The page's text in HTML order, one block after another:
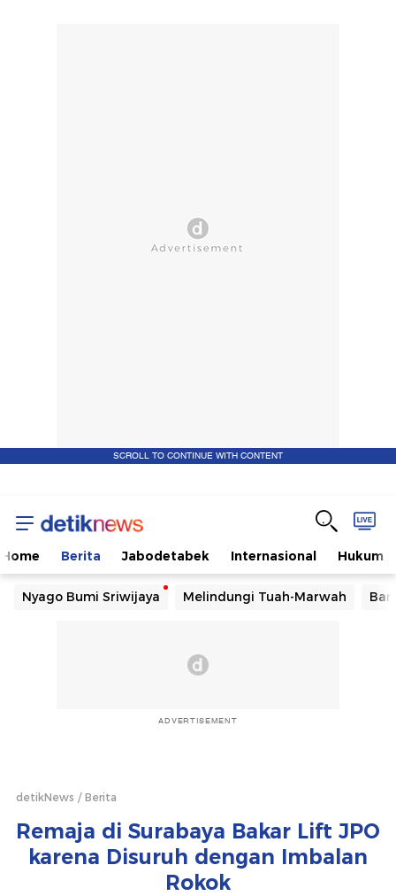
SCROLL TO CONTINUE WITH CONTENT
Home Berita Jabodetabek Internasional Hukum
Nyago Bumi Sriwijaya Melindungi Tuah-Marwah
ADVERTISEMENT
detikNews Berita
Remaja di Surabaya Bakar Lift JPO
karena Disuruh dengan Imbalan
Rokok